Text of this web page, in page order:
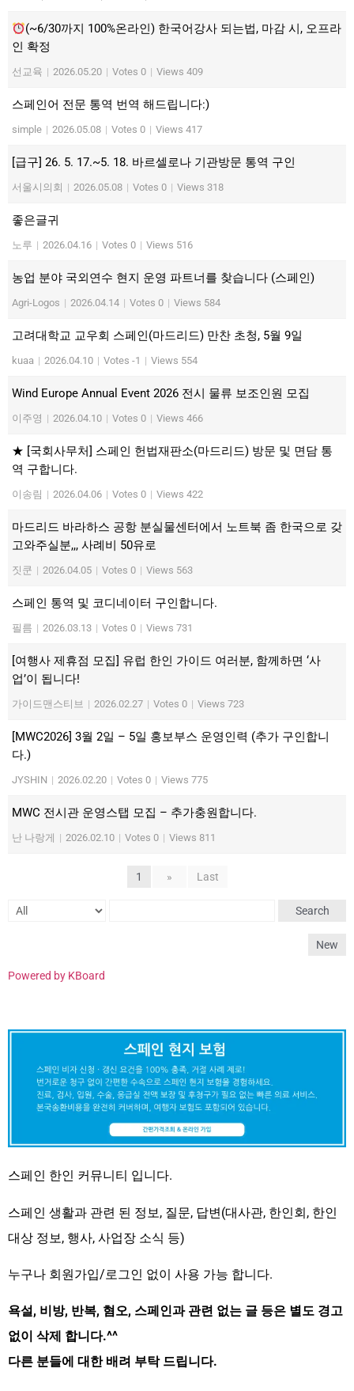
(~6/30까지 100%온라인) 한국어강사 되는법, 마감 시, 오프라
인 확정
선교육 | 2026.05.20 | Votes 0 | Views 409
스페인어 전문 통역 번역 해드립니다:)
simple | 2026.05.08 | Votes 0 | Views 417
[급구] 26. 5. 17.~5. 18. 바르셀로나 기관방문 통역 구인
서울시의회 | 2026.05.08 | Votes 0 | Views 318
좋은글귀
노루 | 2026.04.16 | Votes 0 | Views 516
농업 분야 국외연수 현지 운영 파트너를 찾습니다 (스페인)
Agri-Logos | 2026.04.14 | Votes 0 | Views 584
고려대학교 교우회 스페인(마드리드) 만찬 초청, 5월 9일
kuaa | 2026.04.10 | Votes -1 | Views 554
Wind Europe Annual Event 2026 전시 물류 보조인원 모집
이주영 | 2026.04.10 | Votes 0 | Views 466
★ [국회사무처] 스페인 헌법재판소(마드리드) 방문 및 면담 통
역 구합니다.
이송림 | 2026.04.06 | Votes 0 | Views 422
마드리드 바라하스 공항 분실물센터에서 노트북 좀 한국으로 갖
고와주실분,,, 사례비 50유로
짓쿤 | 2026.04.05 | Votes 0 | Views 563
스페인 통역 및 코디네이터 구인합니다.
필름 | 2026.03.13 | Votes 0 | Views 731
[여행사 제휴점 모집] 유럽 한인 가이드 여러분, 함께하면 ‘사
업’이 됩니다!
가이드맨스티브 | 2026.02.27 | Votes 0 | Views 723
[MWC2026] 3월 2일 – 5일 홍보부스 운영인력 (추가 구인합니
다.)
JYSHIN | 2026.02.20 | Votes 0 | Views 775
MWC 전시관 운영스탭 모집 – 추가충원합니다.
난 나랑게 | 2026.02.10 | Votes 0 | Views 811
1 » Last
Search
New
Powered by KBoard
스페인 한인 커뮤니티 입니다.
스페인 생활과 관련 된 정보, 질문, 답변(대사관, 한인회, 한인
대상 정보, 행사, 사업장 소식 등)
누구나 회원가입/로그인 없이 사용 가능 합니다.
욕설, 비방, 반복, 혐오, 스페인과 관련 없는 글 등은 별도 경고
없이 삭제 합니다.^^
다른 분들에 대한 배려 부탁 드립니다.